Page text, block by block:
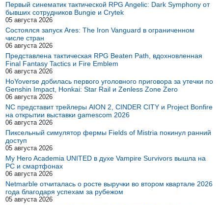
Первый синематик тактической RPG Angelic: Dark Symphony от
бывших сотрудников Bungie и Crytek
05 августа 2026
Состоялся запуск Ares: The Iron Vanguard в ограниченном
числе стран
06 августа 2026
Представлена тактическая RPG Beaten Path, вдохновленная
Final Fantasy Tactics и Fire Emblem
06 августа 2026
HoYoverse добилась первого уголовного приговора за утечки по
Genshin Impact, Honkai: Star Rail и Zenless Zone Zero
06 августа 2026
NC представит трейлеры AION 2, CINDER CITY и Project Bonfire
на открытии выставки gamescom 2026
06 августа 2026
Пиксельный симулятор фермы Fields of Mistria покинул ранний
доступ
05 августа 2026
My Hero Academia UNITED в духе Vampire Survivors вышла на
PC и смартфонах
06 августа 2026
Netmarble отчиталась о росте выручки во втором квартале 2026
года благодаря успехам за рубежом
05 августа 2026